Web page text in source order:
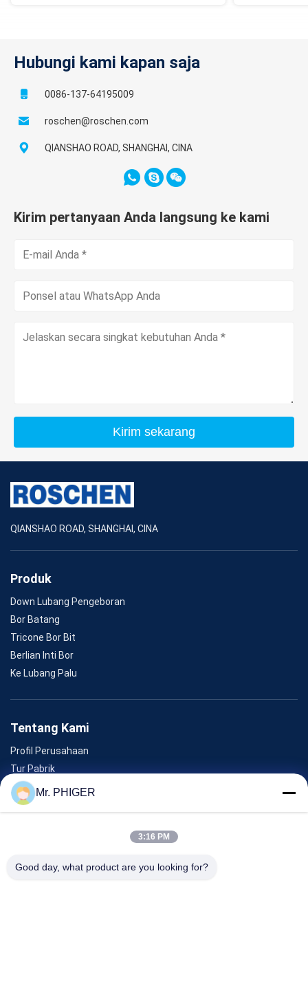
Hubungi kami kapan saja
0086-137-64195009
roschen@roschen.com
QIANSHAO ROAD, SHANGHAI, CINA
Kirim pertanyaan Anda langsung ke kami
Kirim sekarang
QIANSHAO ROAD, SHANGHAI, CINA
Produk
Down Lubang Pengeboran
Bor Batang
Tricone Bor Bit
Berlian Inti Bor
Ke Lubang Palu
Tentang Kami
Profil Perusahaan
Tur Pabrik
Kontrol Kualitas
Sitemap
Mr. PHIGER
3:16 PM
Good day, what product are you looking for?